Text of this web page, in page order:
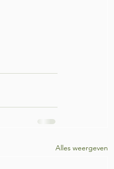
Alles weergeven